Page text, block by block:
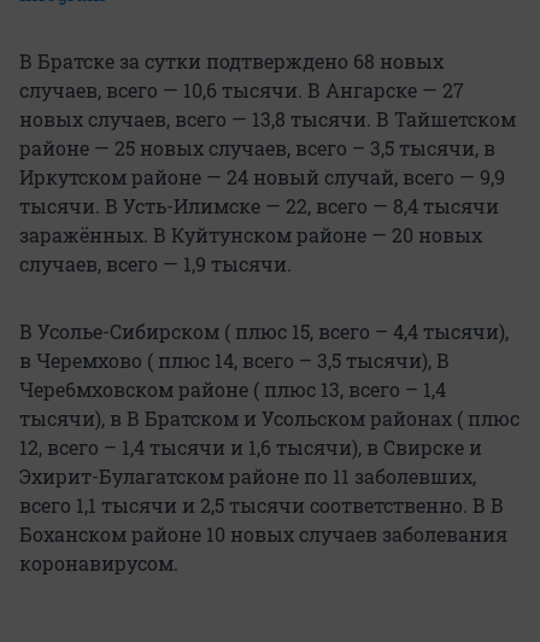
В Братске за сутки подтверждено 68 новых
случаев, всего — 10,6 тысячи. В Ангарске — 27
новых случаев, всего — 13,8 тысячи. В Тайшетском
районе — 25 новых случаев, всего – 3,5 тысячи, в
Иркутском районе — 24 новый случай, всего — 9,9
тысячи. В Усть-Илимске — 22, всего — 8,4 тысячи
заражённых. В Куйтунском районе — 20 новых
случаев, всего — 1,9 тысячи.
В Усолье-Сибирском ( плюс 15, всего – 4,4 тысячи),
в Черемхово ( плюс 14, всего – 3,5 тысячи), В
Чере6мховском районе ( плюс 13, всего – 1,4
тысячи), в В Братском и Усольском районах ( плюс
12, всего – 1,4 тысячи и 1,6 тысячи), в Свирске и
Эхирит-Булагатском районе по 11 заболевших,
всего 1,1 тысячи и 2,5 тысячи соответственно. В В
Боханском районе 10 новых случаев заболевания
коронавирусом.